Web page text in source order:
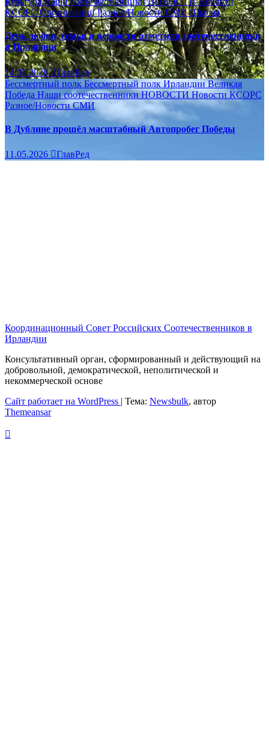
КСОРСОрганизацииРазное/НовостиСМИШколы
День любви, семьи и верности отметили соотечественники
в Ирландии
14.07.2026 ГлавРед
Бессмертный полк Бессмертный полк ИрландииВеликая
Победа Наши соотечественникиНОВОСТИНовости КСОРС
Разное/НовостиСМИ
В Дублине прошёл масштабный Автопробег Победы
11.05.2026 ГлавРед
Координационный Совет Российских Соотечественников в
Ирландии
Консультативный орган, сформированный и действующий на
добровольной, демократической, неполитической и
некоммерческой основе
Сайт работает на WordPress | Тема: Newsbulk, автор
Themeansar